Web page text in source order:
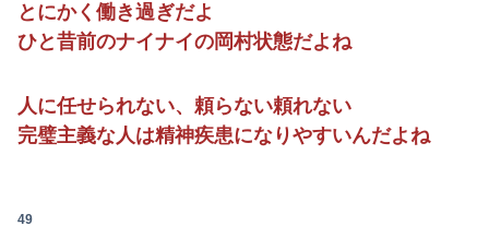
とにかく働き過ぎだよ
ひと昔前のナイナイの岡村状態だよね
人に任せられない、頼らない頼れない
完璧主義な人は精神疾患になりやすいんだよね
49